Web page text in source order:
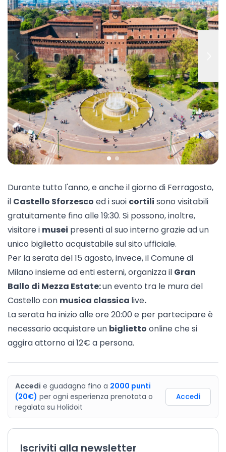
Durante tutto l'anno, e anche il giorno di Ferragosto,
il Castello Sforzesco ed i suoi cortili sono visitabili
gratuitamente fino alle 19:30. Si possono, inoltre,
visitare i musei presenti al suo interno grazie ad un
unico biglietto acquistabile sulsito ufficiale.
Per la serata del 15 agosto, invece, il Comune di
Milano insieme ad enti esterni, organizza il Gran
Ballo di Mezza Estate:un evento tra le mura del
Castello con musica classica live.
La serata ha inizio alle ore 20:00 e per partecipare è
necessario acquistare un biglietto online che si
aggira attorno ai 12€ a persona.
Accedi e guadagna fino a 2000 punti
(20€) per ogni esperienza prenotata o
regalata su Holidoit
Accedi
Iscriviti alla newsletter